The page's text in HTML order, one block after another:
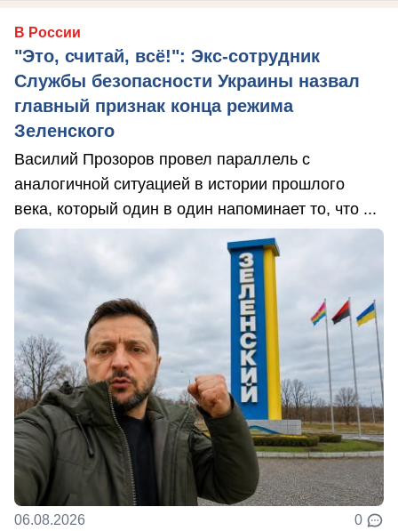
В России
"Это, считай, всё!": Экс-сотрудник
Службы безопасности Украины назвал
главный признак конца режима
Зеленского
Василий Прозоров провел параллель с
аналогичной ситуацией в истории прошлого
века, который один в один напоминает то, что ...
06.08.2026 0